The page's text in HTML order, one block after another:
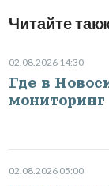
Читайте
02.08.2026 14:30
Где в
мониторинг
02.08.2026 05:00